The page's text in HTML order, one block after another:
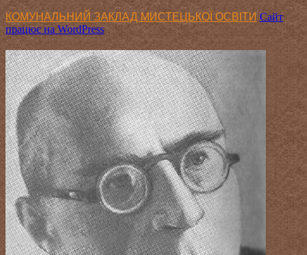
КОМУНАЛЬНИЙ ЗАКЛАД МИСТЕЦЬКОЇ ОСВІТИ Сайт
працює на WordPress